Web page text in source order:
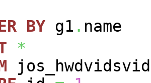
BY g1 . name
*